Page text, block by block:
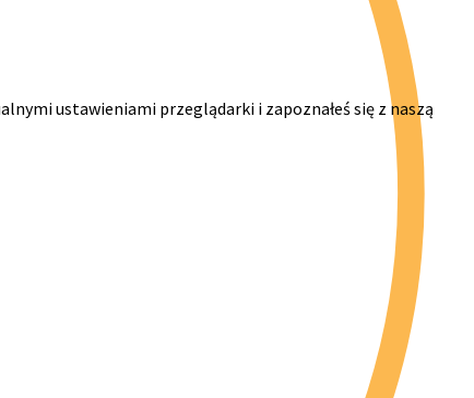
ustawieniami przeglądarki i zapoznałeś się z naszą